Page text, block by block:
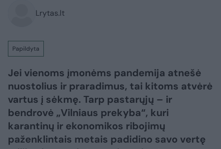
Lrytas.lt
Papildyta
Jei vienoms įmonėms pandemija atnešė
nuostolius ir praradimus, tai kitoms atvėrė
vartus į sėkmę. Tarp pastarųjų – ir
bendrovė „Vilniaus prekyba“, kuri
karantinų ir ekonomikos ribojimų
paženklintais metais padidino savo vertę